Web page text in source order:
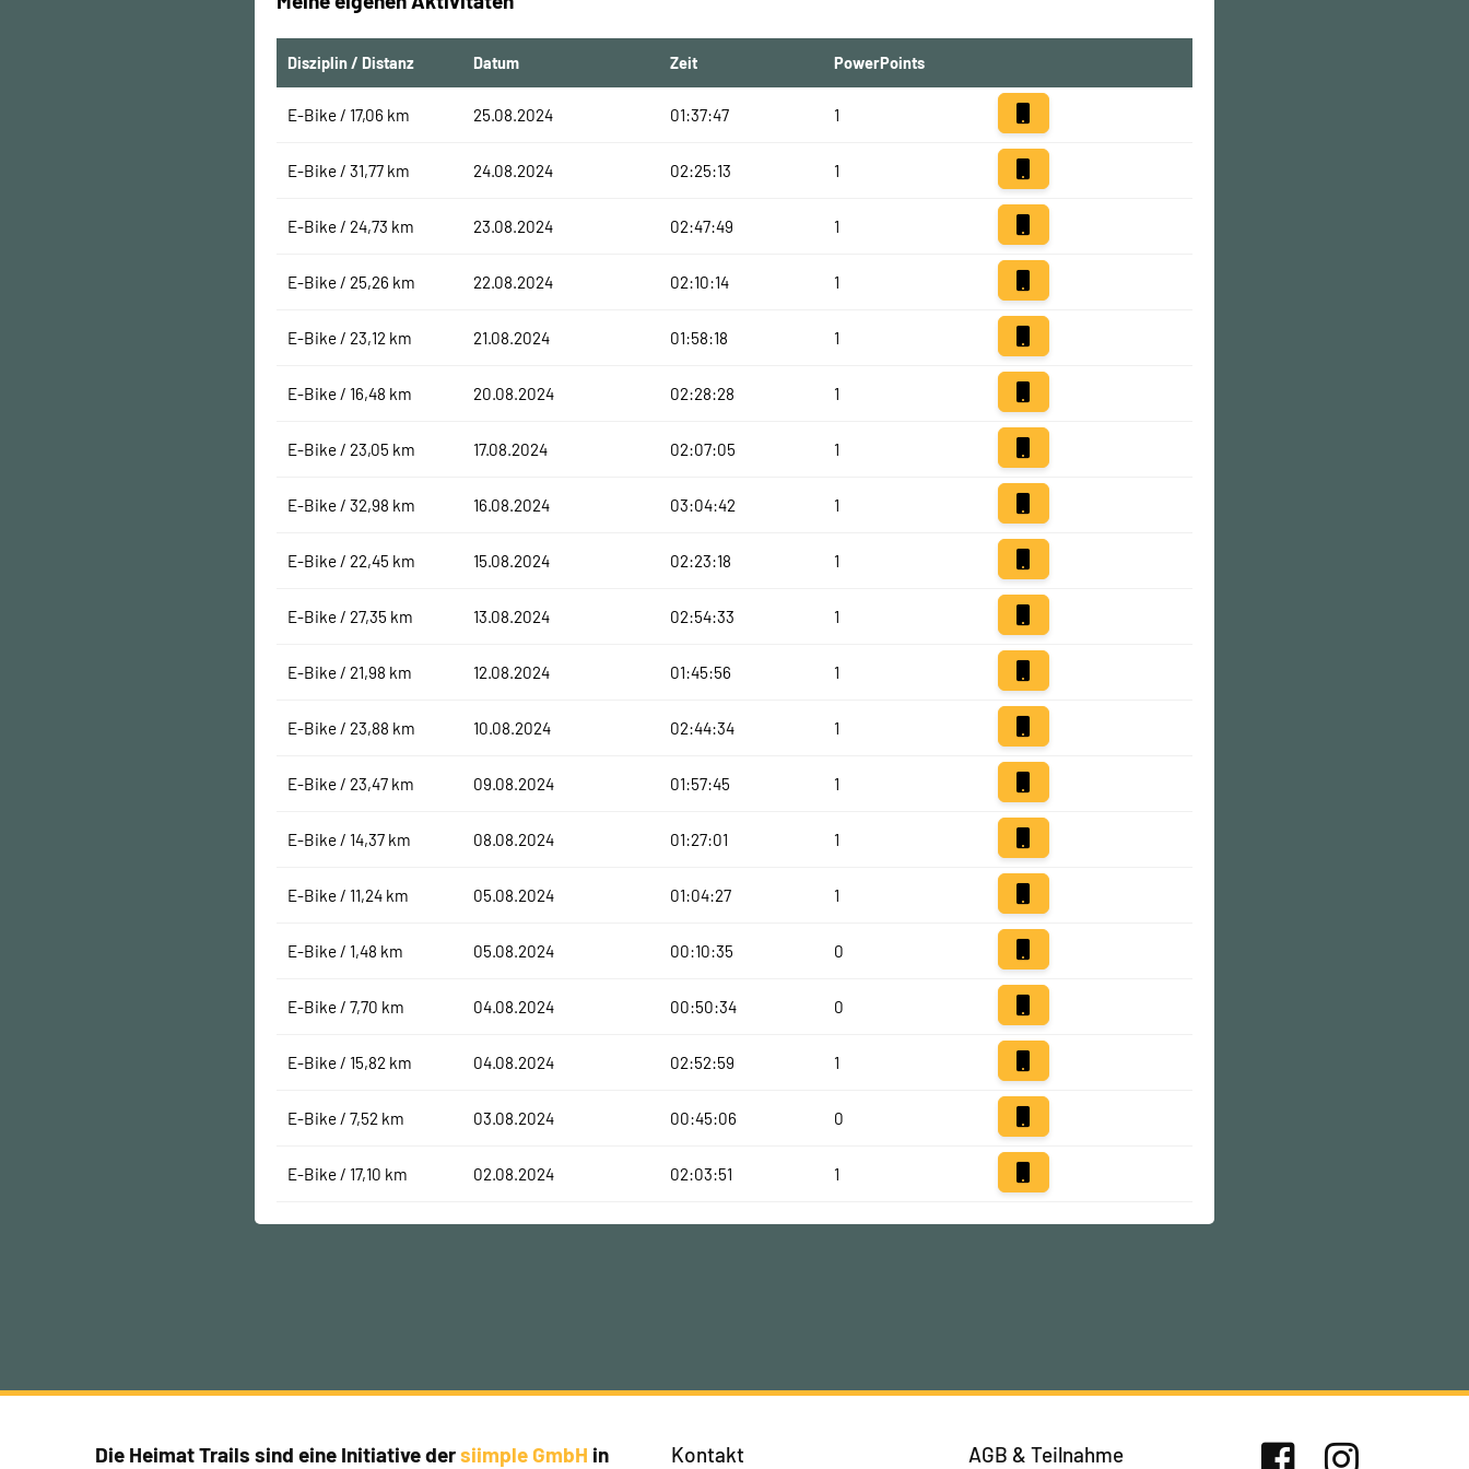
Disziplin / Distanz Datum Zeit PowerPoints
E-Bike / 17,06 km 25.08.2024 01:37:47 1
E-Bike / 31,77 km 24.08.2024 02:25:13 1
E-Bike / 24,73 km 23.08.2024 02:47:49 1
E-Bike / 25,26 km 22.08.2024 02:10:14 1
E-Bike / 23,12 km 21.08.2024 01:58:18 1
E-Bike / 16,48 km 20.08.2024 02:28:28 1
E-Bike / 23,05 km 17.08.2024 02:07:05 1
E-Bike / 32,98 km 16.08.2024 03:04:42 1
E-Bike / 22,45 km 15.08.2024 02:23:18 1
E-Bike / 27,35 km 13.08.2024 02:54:33 1
E-Bike / 21,98 km 12.08.2024 01:45:56 1
E-Bike / 23,88 km 10.08.2024 02:44:34 1
E-Bike / 23,47 km 09.08.2024 01:57:45 1
E-Bike / 14,37 km 08.08.2024 01:27:01 1
E-Bike / 11,24 km 05.08.2024 01:04:27 1
E-Bike / 1,48 km 05.08.2024 00:10:35 0
E-Bike / 7,70 km 04.08.2024 00:50:34 0
E-Bike / 15,82 km 04.08.2024 02:52:59 1
E-Bike / 7,52 km 03.08.2024 00:45:06 0
E-Bike / 17,10 km 02.08.2024 02:03:51 1
Die Heimat Trails sind eine Initiative dersiimple GmbH in Kontakt AGB & Teilnahme